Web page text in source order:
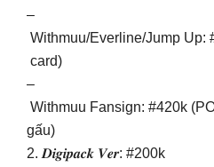
–
Withmuu/Everline/Jump Up:
card)
–
Withmuu Fansign: #420k
gấu)
2. 𝑫𝒊𝒈𝒊𝒑𝒂𝒄𝒌 𝑽𝒆𝒓: #200k